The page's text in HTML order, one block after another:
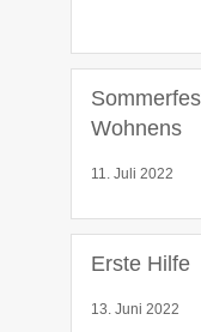
Wohnens
11. Juli 2022
Erste Hilfe
13. Juni 2022